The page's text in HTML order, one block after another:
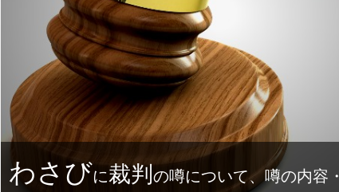
わさびに裁判の噂について、噂の内容・